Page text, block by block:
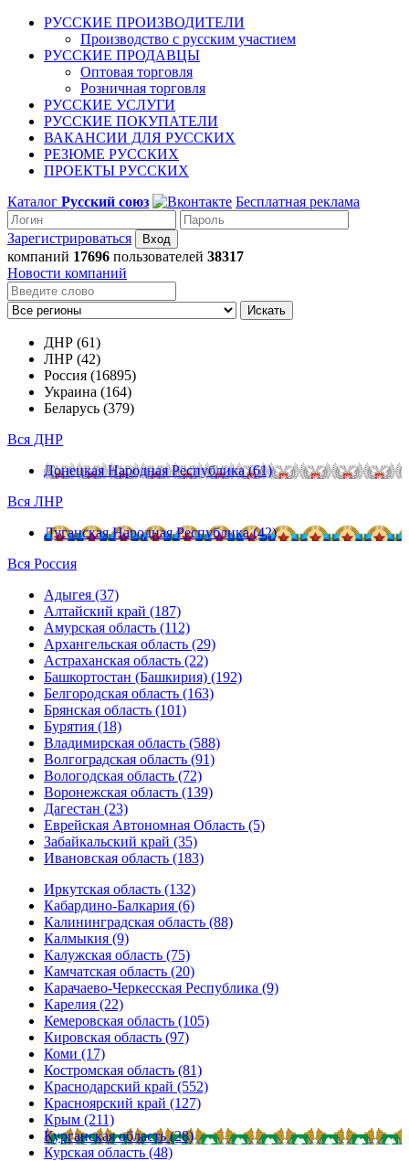
РУССКИЕ ПРОИЗВОДИТЕЛИ
Производство с русским участием
РУССКИЕ ПРОДАВЦЫ
Оптовая торговля
Розничная торговля
РУССКИЕ УСЛУГИ
РУССКИЕ ПОКУПАТЕЛИ
ВАКАНСИИ ДЛЯ РУССКИХ
РЕЗЮМЕ РУССКИХ
ПРОЕКТЫ РУССКИХ
Каталог Русский союз Бесплатная реклама
Зарегистрироваться
компаний 17696 пользователей 38317
Новости компаний
Искать
ДНР (61)
ЛНР (42)
Россия (16895)
Украина (164)
Беларусь (379)
Вся ДНР
Донецкая Народная Республика (61)
Вся ЛНР
Луганская Народная Республика (42)
Вся Россия
Адыгея (37)
Алтайский край (187)
Амурская область (112)
Архангельская область (29)
Астраханская область (22)
Башкортостан (Башкирия) (192)
Белгородская область (163)
Брянская область (101)
Бурятия (18)
Владимирская область (588)
Волгоградская область (91)
Вологодская область (72)
Воронежская область (139)
Дагестан (23)
Еврейская Автономная Область (5)
Забайкальский край (35)
Ивановская область (183)
Иркутская область (132)
Кабардино-Балкария (6)
Калининградская область (88)
Калмыкия (9)
Калужская область (75)
Камчатская область (20)
Карачаево-Черкесская Республика (9)
Карелия (22)
Кемеровская область (105)
Кировская область (97)
Коми (17)
Костромская область (81)
Краснодарский край (552)
Красноярский край (127)
Крым (211)
Курганская область (28)
Курская область (48)